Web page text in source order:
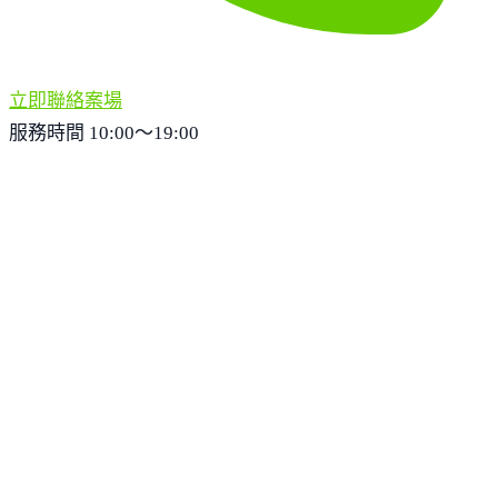
立即聯絡案場
服務時間 10:00～19:00